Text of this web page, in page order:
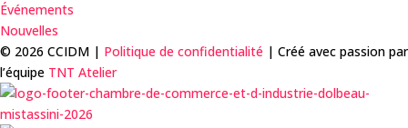
Événements
Nouvelles
© 2026 CCIDM | Politique de confidentialité | Créé avec passion par
l’équipe TNT Atelier